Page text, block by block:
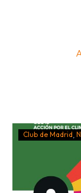
Club de Madrid